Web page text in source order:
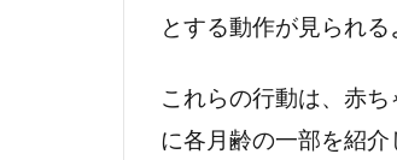
き
本
的
とする動作が見られる
これらの行動は、赤
に各月齢の一部を紹介